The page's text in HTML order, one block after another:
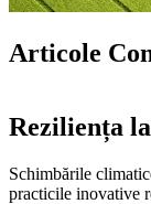
Articole
Reziliența
Schimbările
practicile inovative